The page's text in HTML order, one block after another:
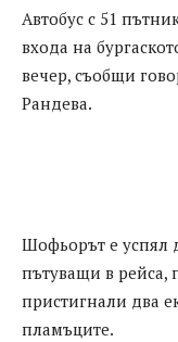
Автобус с 51
входа на
вечер, съобщи
Рандева.
Шофьорът е успял
пътуващи в рейса,
пристигнали два
пламъците.